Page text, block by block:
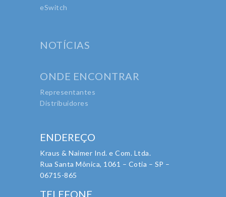
eSwitch
NOTÍCIAS
ONDE ENCONTRAR
Representantes
Distribuidores
ENDEREÇO
Kraus & Naimer Ind. e Com. Ltda.
Rua Santa Mônica, 1061 – Cotia – SP –
06715-865
TELEFONE